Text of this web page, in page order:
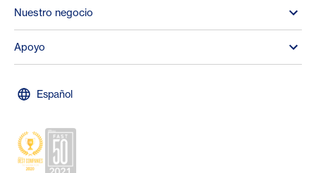
Nuestro negocio
Apoyo
Español